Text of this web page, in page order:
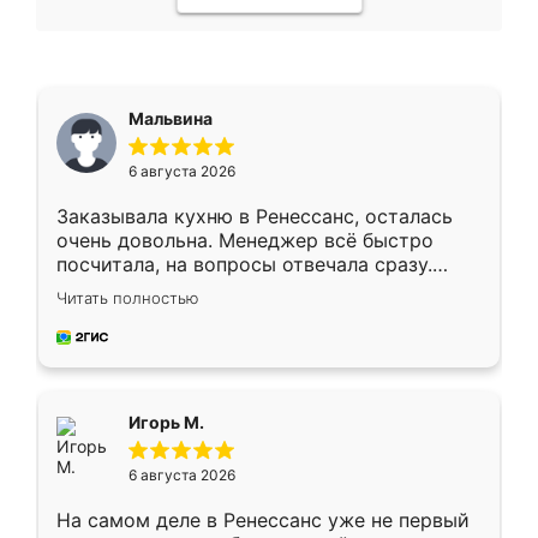
Мальвина
6 августа 2026
Заказывала кухню в Ренессанс, осталась
очень довольна. Менеджер всё быстро
посчитала, на вопросы отвечала сразу.
Замерщик приехал в субботу, подошёл к
делу со всей ответственностью. Собрали
за день, ребята работали аккуратно, даже
Читать полностью
Игорь М.
6 августа 2026
На самом деле в Ренессанс уже не первый